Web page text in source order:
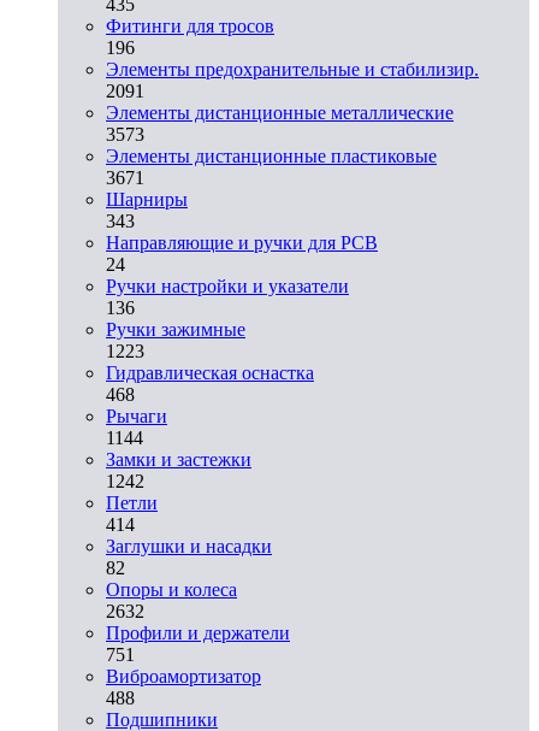
Фитинги для тросов
196
Элементы предохранительные и стабилизир.
2091
Элементы дистанционные металлические
3573
Элементы дистанционные пластиковые
3671
Шарниры
343
Направляющие и ручки для PCB
24
Ручки настройки и указатели
136
Ручки зажимные
1223
Гидравлическая оснастка
468
Рычаги
1144
Замки и застежки
1242
Петли
414
Заглушки и насадки
82
Опоры и колеса
2632
Профили и держатели
751
Виброамортизатор
488
Подшипники